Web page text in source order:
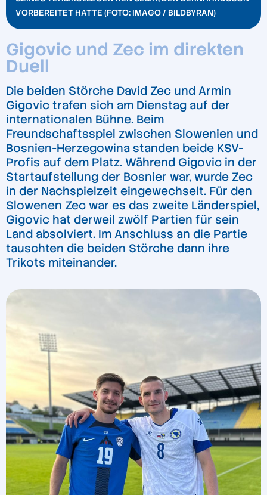
VORBEREITET HATTE (FOTO: IMAGO / BILDBYRAN)
Gigovic und Zec im direkten
Duell
Die beiden Störche David Zec und Armin
Gigovic trafen sich am Dienstag auf der
internationalen Bühne. Beim
Freundschaftsspiel zwischen Slowenien und
Bosnien-Herzegowina standen beide KSV-
Profis auf dem Platz. Während Gigovic in der
Startaufstellung der Bosnier war, wurde Zec
in der Nachspielzeit eingewechselt. Für den
Slowenen Zec war es das zweite Länderspiel,
Gigovic hat derweil zwölf Partien für sein
Land absolviert. Im Anschluss an die Partie
tauschten die beiden Störche dann ihre
Trikots miteinander.